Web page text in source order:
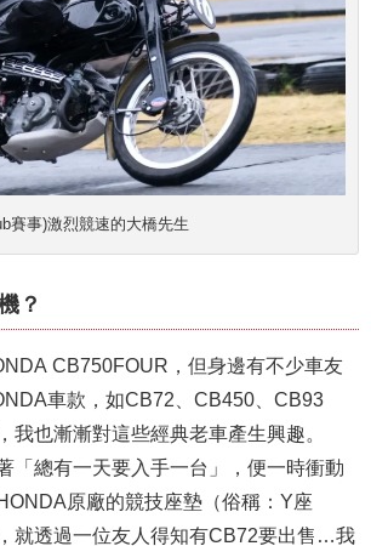
賽事)激烈競速的大橋先生
？
CB750FOUR，但身邊有不少車友
車款，如CB72、CB450、CB93
我也漸漸對這些經典老車產生興趣。
「總有一天要入手一台」，便一時衝動
原廠的競技座墊（俗稱：Y座
就透過一位友人得知有CB72要出售…我